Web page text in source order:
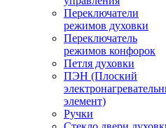
Переключатели
режимов духовки
Переключатель
режимов конфорок
Петля духовки
ПЭН (Плоский
элемент)
Ручки